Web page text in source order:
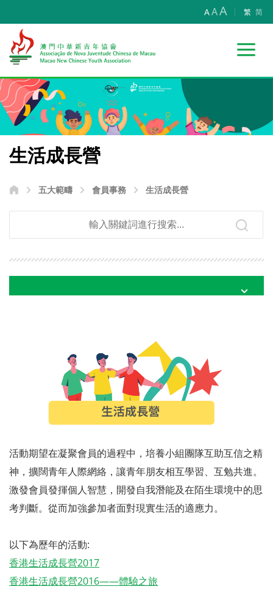
AAA 繁 简
生活成長營
五大範疇 會員事務 生活成長營
活動期望在凝聚會員的過程中，培養小組團隊互助互信之精
神，擴闊青年人際網絡，讓青年朋友相互學習、互勉共進。
激發會員發揮個人智慧，開發自我潛能及在陌生環境中的思
考判斷。從而加強參加者面對現實生活的適應力。
以下為歷年的活動:
香港生活成長營2017
香港生活成長營2016——體驗之旅